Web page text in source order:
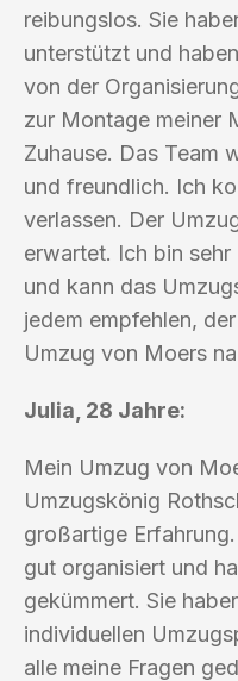
reibungslos. Sie
unterstützt und
von der
zur Montage meiner
Zuhause. Das Team
und freundlich. Ich
verlassen. Der
erwartet. Ich bin
und kann das
jedem empfehlen,
Umzug von Moers
Julia, 28 Jahre:
Mein Umzug von
Umzugskönig
großartige
gut organisiert und
gekümmert. Sie
individuellen
alle meine Fragen